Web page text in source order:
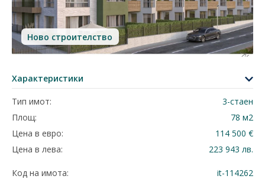
Ново строителство
Характеристики
Тип имот:
3-стаен
Площ:
78 м2
Цена в евро:
114 500 €
Цена в лева:
223 943 лв.
Код на имота:
it-114262